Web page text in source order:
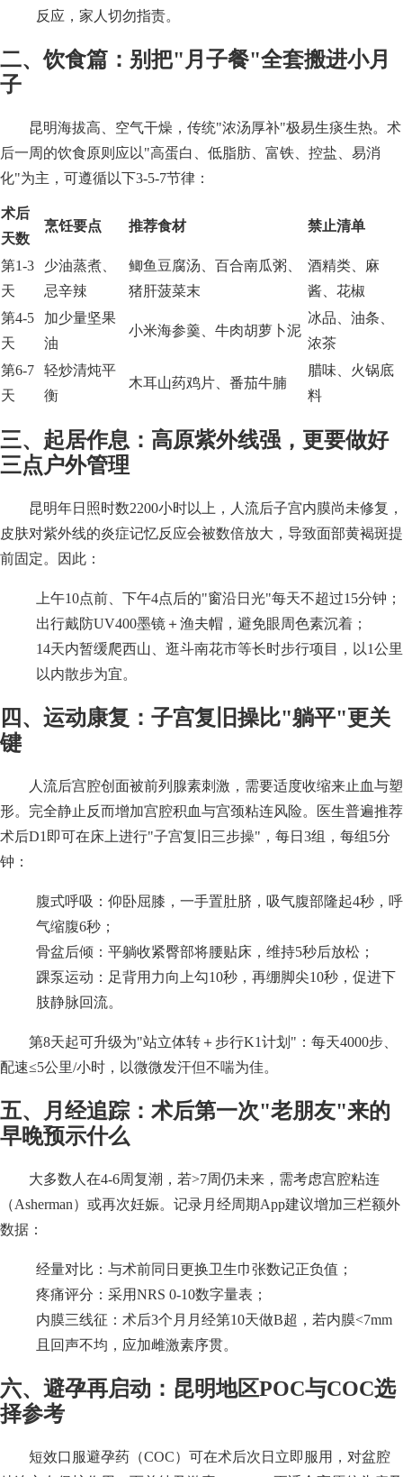
反应，家人切勿指责。
二、饮食篇：别把"月子餐"全套搬进小月
子
昆明海拔高、空气干燥，传统"浓汤厚补"极易生痰生热。术
后一周的饮食原则应以"高蛋白、低脂肪、富铁、控盐、易消
化"为主，可遵循以下3-5-7节律：
术后
天数
烹饪要点 推荐食材 禁止清单
第1-3
天
少油蒸煮、
忌辛辣
鲫鱼豆腐汤、百合南瓜粥、
猪肝菠菜末
酒精类、麻
酱、花椒
第4-5
天
加少量坚果
油
小米海参羹、牛肉胡萝卜泥
冰品、油条、
浓茶
第6-7
天
轻炒清炖平
衡
木耳山药鸡片、番茄牛腩
腊味、火锅底
料
三、起居作息：高原紫外线强，更要做好
三点户外管理
昆明年日照时数2200小时以上，人流后子宫内膜尚未修复，
皮肤对紫外线的炎症记忆反应会被数倍放大，导致面部黄褐斑提
前固定。因此：
上午10点前、下午4点后的"窗沿日光"每天不超过15分钟；
出行戴防UV400墨镜＋渔夫帽，避免眼周色素沉着；
14天内暂缓爬西山、逛斗南花市等长时步行项目，以1公里
以内散步为宜。
四、运动康复：子宫复旧操比"躺平"更关
键
人流后宫腔创面被前列腺素刺激，需要适度收缩来止血与塑
形。完全静止反而增加宫腔积血与宫颈粘连风险。医生普遍推荐
术后D1即可在床上进行"子宫复旧三步操"，每日3组，每组5分
钟：
腹式呼吸：仰卧屈膝，一手置肚脐，吸气腹部隆起4秒，呼
气缩腹6秒；
骨盆后倾：平躺收紧臀部将腰贴床，维持5秒后放松；
踝泵运动：足背用力向上勾10秒，再绷脚尖10秒，促进下
肢静脉回流。
第8天起可升级为"站立体转＋步行K1计划"：每天4000步、
配速≤5公里/小时，以微微发汗但不喘为佳。
五、月经追踪：术后第一次"老朋友"来的
早晚预示什么
大多数人在4-6周复潮，若>7周仍未来，需考虑宫腔粘连
（Asherman）或再次妊娠。记录月经周期App建议增加三栏额外
数据：
经量对比：与术前同日更换卫生巾张数记正负值；
疼痛评分：采用NRS 0-10数字量表；
内膜三线征：术后3个月月经第10天做B超，若内膜<7mm
且回声不均，应加雌激素序贯。
六、避孕再启动：昆明地区POC与COC选
择参考
短效口服避孕药（COC）可在术后次日立即服用，对盆腔